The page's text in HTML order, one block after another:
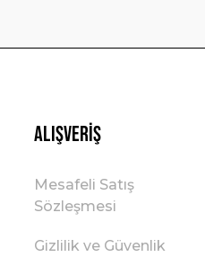
Alışveriş
Mesafeli Satış
Sözleşmesi
Gizlilik ve Güvenlik